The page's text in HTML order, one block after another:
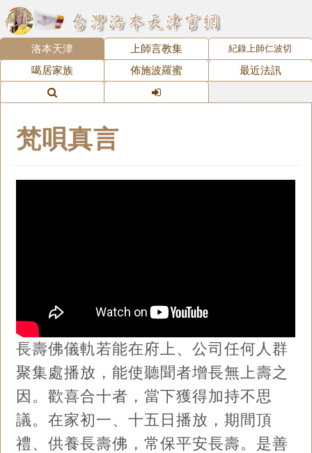
洛本天津 上師言教集 紀錄上師仁波切
噶居家族 佈施波羅蜜 最近法訊
梵唄真言
長壽佛儀軌若能在府上、公司任何人群
聚集處播放，能使聽聞者增長無上壽之
因。歡喜合十者，當下獲得加持不思
議。在家初一、十五日播放，期間頂
禮、供養長壽佛，常保平安長壽。是善